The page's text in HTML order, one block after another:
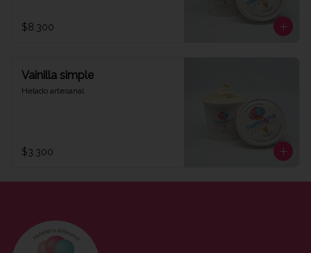
$8.300
Vainilla simple
Helado artesanal
$3.300